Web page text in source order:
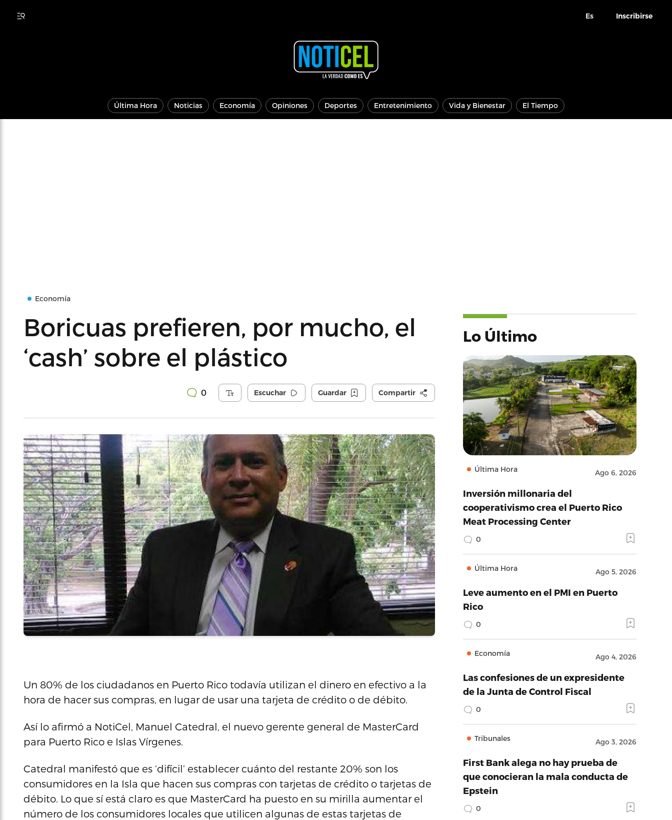
Es Inscribirse
Última Hora Noticias Economía Opiniones Deportes Entretenimiento Vida y Bienestar El Tiempo
Economía
Boricuas prefieren, por mucho, el
‘cash’ sobre el plástico
0 Escuchar Guardar Compartir
Un 80% de los ciudadanos en Puerto Rico todavía utilizan el dinero en efectivo a la
hora de hacer sus compras, en lugar de usar una tarjeta de crédito o de débito.
Así lo afirmó a NotiCel, Manuel Catedral, el nuevo gerente general de MasterCard
para Puerto Rico e Islas Vírgenes.
Catedral manifestó que es ‘difícil’ establecer cuánto del restante 20% son los
consumidores en la Isla que hacen sus compras con tarjetas de crédito o tarjetas de
débito. Lo que sí está claro es que MasterCard ha puesto en su mirilla aumentar el
número de los consumidores locales que utilicen algunas de estas tarjetas de
Lo Último
Última Hora Ago 6, 2026
Inversión millonaria del
cooperativismo crea el Puerto Rico
Meat Processing Center
0
Última Hora Ago 5, 2026
Leve aumento en el PMI en Puerto
Rico
0
Economía Ago 4, 2026
Las confesiones de un expresidente
de la Junta de Control Fiscal
0
Tribunales Ago 3, 2026
First Bank alega no hay prueba de
que conocieran la mala conducta de
Epstein
0